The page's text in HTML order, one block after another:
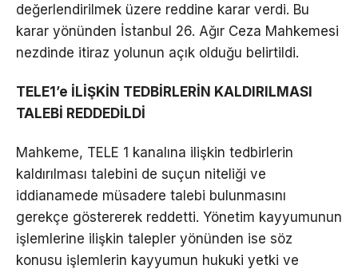
değerlendirilmek üzere reddine karar verdi. Bu
karar yönünden İstanbul 26. Ağır Ceza Mahkemesi
nezdinde itiraz yolunun açık olduğu belirtildi.
TELE1’e İLİŞKİN TEDBİRLERİN KALDIRILMASI
TALEBİ REDDEDİLDİ
Mahkeme, TELE 1 kanalına ilişkin tedbirlerin
kaldırılması talebini de suçun niteliği ve
iddianamede müsadere talebi bulunmasını
gerekçe göstererek reddetti. Yönetim kayyumunun
işlemlerine ilişkin talepler yönünden ise söz
konusu işlemlerin kayyumun hukuki yetki ve